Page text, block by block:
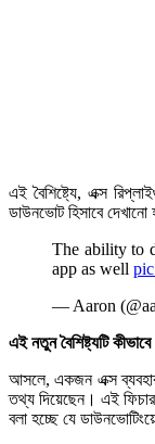
এই বৈশিষ্ট্যে, এক্স
ডাউনভোট হিসাবে
The ability to
app as well
— Aaron
এই নতুন বৈশিষ্ট্যটি
আসলে, একজন এক্স
তথ্য দিয়েছেন। এই
বলা হচ্ছে যে